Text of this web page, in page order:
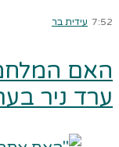
7:52 עידית בר
האם
ערד ניר